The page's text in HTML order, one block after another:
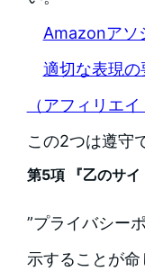
Amazonアソ
適切な表現
（アフィリエ
この2つは遵守
第5項 『乙のサイ
”プライバシー
示することが命